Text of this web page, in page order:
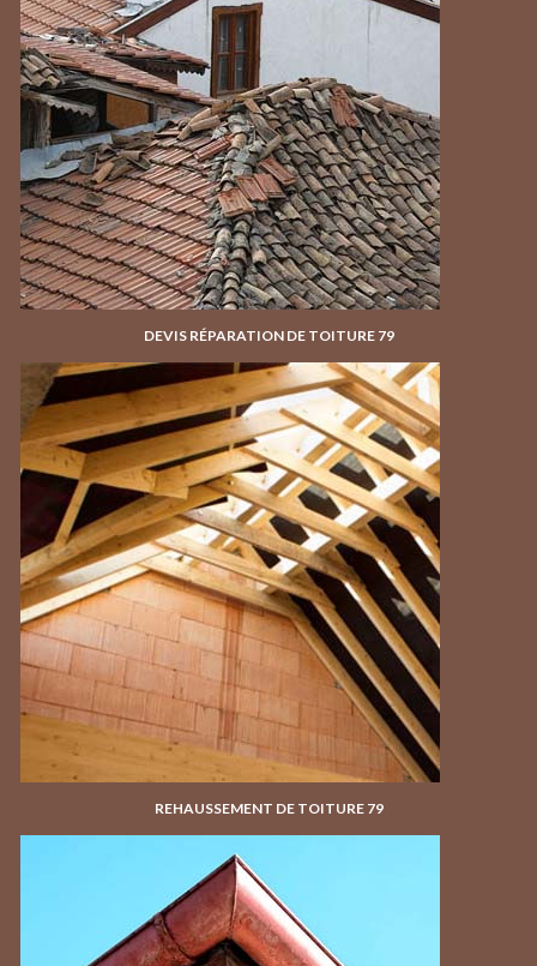
DEVIS RÉPARATION DE TOITURE 79
REHAUSSEMENT DE TOITURE 79